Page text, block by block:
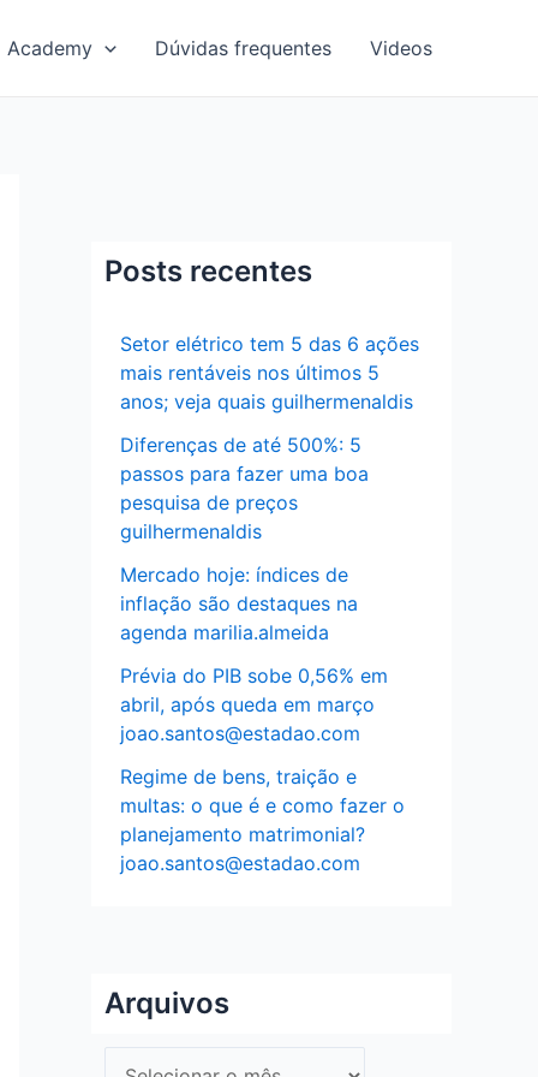
Academy Dúvidas frequentes Videos
Posts recentes
Setor elétrico tem 5 das 6 ações
mais rentáveis nos últimos 5
anos; veja quais guilhermenaldis
Diferenças de até 500%: 5
passos para fazer uma boa
pesquisa de preços
guilhermenaldis
Mercado hoje: índices de
inflação são destaques na
agenda marilia.almeida
Prévia do PIB sobe 0,56% em
abril, após queda em março
joao.santos@estadao.com
Regime de bens, traição e
multas: o que é e como fazer o
planejamento matrimonial?
joao.santos@estadao.com
Arquivos